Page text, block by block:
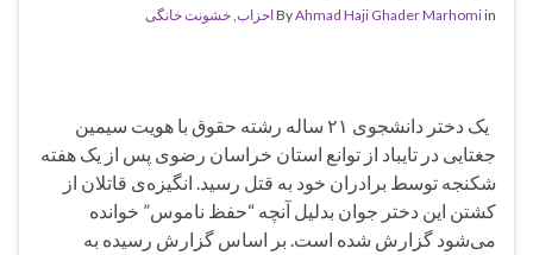
ByAhmad Haji Ghader Marhomiin احزاب خشونت خانگی
یک دختر دانشجوی ۲۱ ساله رشته حقوق با هویت سیمین
جغتایی در تایباد از توانع استان خراسان رضوی پس از یک هفتە
شکنجە توسط برادران خود به قتل رسید. انگیزه‌ی قاتلان از
کشتن این دختر جوان بدلیل آنچه “حفظ ناموس” خوانده
می‌شود گزارش شده است. بر اساس گزارش رسیده به